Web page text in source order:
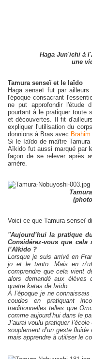
Haga Jun'ichi à
une
Tamura senseï et le Iaïdo
Haga senseï fut par
l'époque consacrant
ne put approfondir l'étude
pourtant à le pratiquer toute
et découvertes. Il fit
expliquer l'utilisation du
donnions à Bras avec Brahim
Si le Iaïdo de maître
Aïkido fut aussi marqué par
façon de se relever après
arrière.
Voici ce que Tamura senseï
"Aujourd’hui la pratique
Considérez-vous que
l’Aïkido ?
Lorsque je suis arrivé en
jo et le tanto. Mais en
comprendre que cela vient
alors demandé aux élèves
quatre katas de Iaïdo.
A l’époque je ne
coudes en pratiquant
traditionnelles telles que
comme aujourd’hui dans le
J’aurai voulu pratiquer l’école
souplement d’un geste
mais apprendre à utiliser le